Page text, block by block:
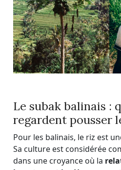
Le subak balinais :
regardent pousser
Pour les balinais, le riz est
Sa culture est considérée
dans une croyance où la